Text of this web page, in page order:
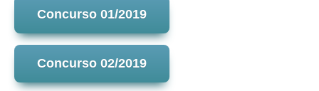
Concurso 01/2019
Concurso 02/2019